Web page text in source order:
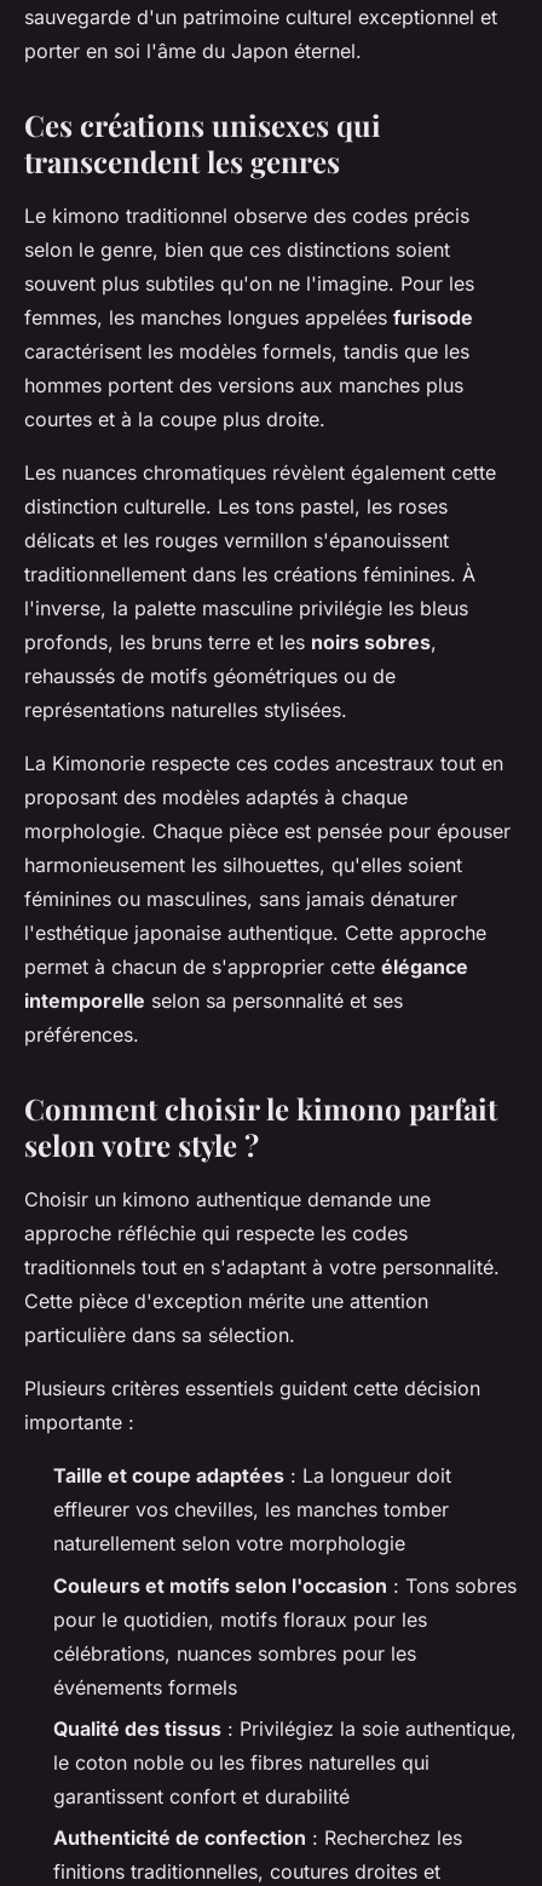
sauvegarde d'un patrimoine culturel exceptionnel et
porter en soi l'âme du Japon éternel.
Ces créations unisexes qui
transcendent les genres
Le kimono traditionnel observe des codes précis
selon le genre, bien que ces distinctions soient
souvent plus subtiles qu'on ne l'imagine. Pour les
femmes, les manches longues appelées furisode
caractérisent les modèles formels, tandis que les
hommes portent des versions aux manches plus
courtes et à la coupe plus droite.
Les nuances chromatiques révèlent également cette
distinction culturelle. Les tons pastel, les roses
délicats et les rouges vermillon s'épanouissent
traditionnellement dans les créations féminines. À
l'inverse, la palette masculine privilégie les bleus
profonds, les bruns terre et les noirs sobres,
rehaussés de motifs géométriques ou de
représentations naturelles stylisées.
La Kimonorie respecte ces codes ancestraux tout en
proposant des modèles adaptés à chaque
morphologie. Chaque pièce est pensée pour épouser
harmonieusement les silhouettes, qu'elles soient
féminines ou masculines, sans jamais dénaturer
l'esthétique japonaise authentique. Cette approche
permet à chacun de s'approprier cette élégance
intemporelle selon sa personnalité et ses
préférences.
Comment choisir le kimono parfait
selon votre style ?
Choisir un kimono authentique demande une
approche réfléchie qui respecte les codes
traditionnels tout en s'adaptant à votre personnalité.
Cette pièce d'exception mérite une attention
particulière dans sa sélection.
Plusieurs critères essentiels guident cette décision
importante :
Taille et coupe adaptées : La longueur doit
effleurer vos chevilles, les manches tomber
naturellement selon votre morphologie
Couleurs et motifs selon l'occasion : Tons sobres
pour le quotidien, motifs floraux pour les
célébrations, nuances sombres pour les
événements formels
Qualité des tissus : Privilégiez la soie authentique,
le coton noble ou les fibres naturelles qui
garantissent confort et durabilité
Authenticité de confection : Recherchez les
finitions traditionnelles, coutures droites et